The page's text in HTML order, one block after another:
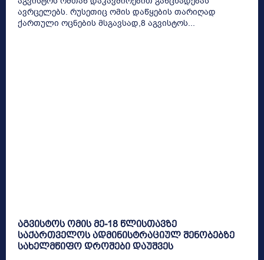
ავრცელებს. რუსეთიც ომის დაწყების თარიღად
ქართული ოცნების მსგავსად,8 აგვისტოს...
აგვისტოს ომის მე-18 წლისთავზე
საქართველოს ადმინისტრაციულ შენობებზე
სახელმწიფო დროშები დაუშვეს